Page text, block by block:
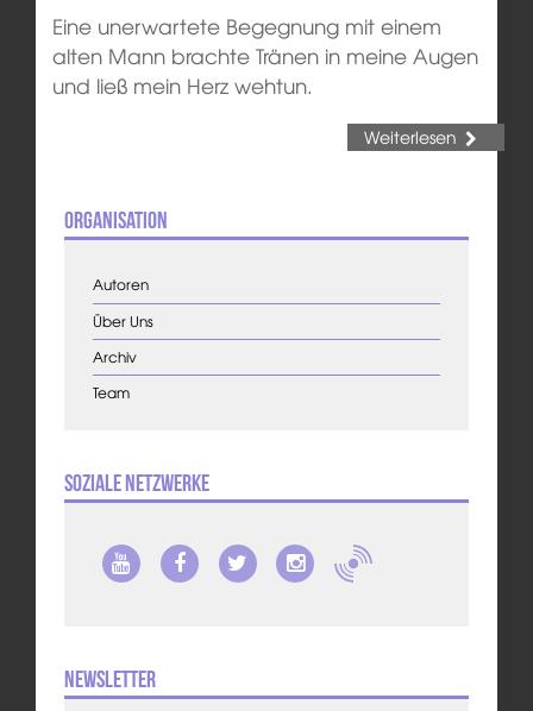
Eine unerwartete Begegnung mit einem
alten Mann brachte Tränen in meine Augen
und ließ mein Herz wehtun.
Weiterlesen
Organisation
Autoren
Über Uns
Archiv
Team
Soziale Netzwerke
Newsletter